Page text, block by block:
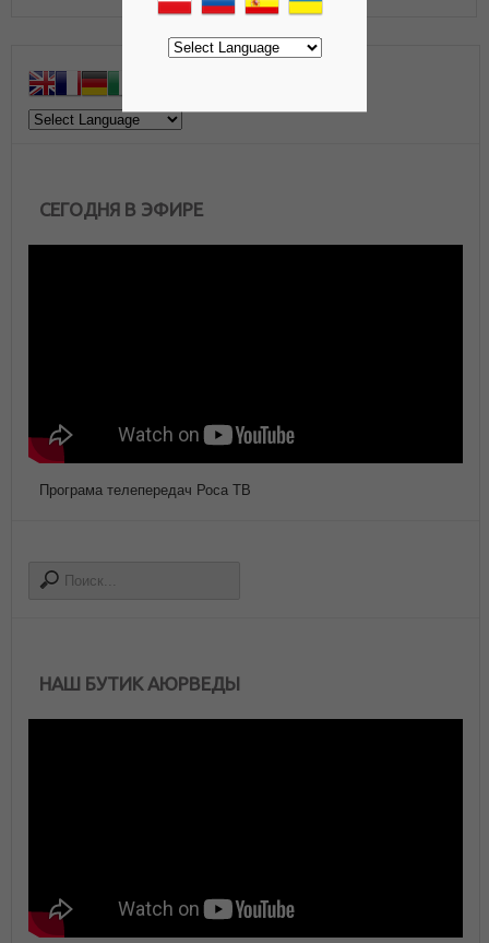
СЕГОДНЯ В ЭФИРЕ
Програма телепередач Роса ТВ
НАШ БУТИК АЮРВЕДЫ